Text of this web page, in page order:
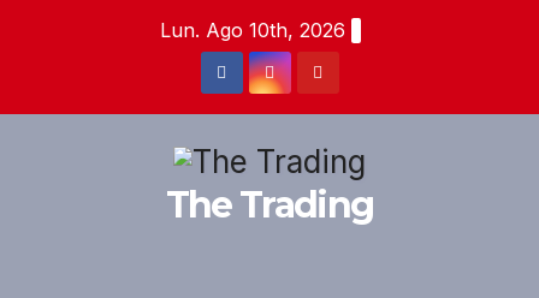
Lun. Ago 10th, 2026
The Trading